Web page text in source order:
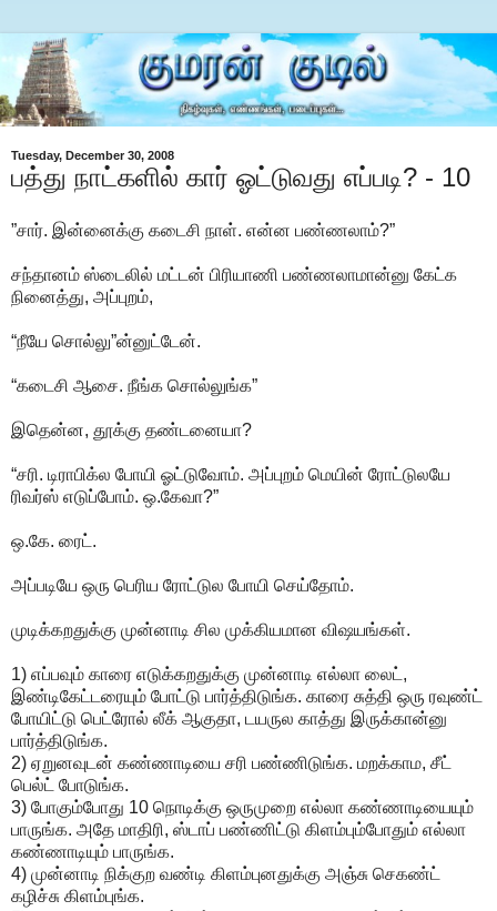
Tuesday, December 30, 2008
பத்து நாட்களில் கார் ஓட்டுவது எப்படி? - 10
”சார். இன்னைக்கு கடைசி நாள். என்ன பண்ணலாம்?”
சந்தானம் ஸ்டைலில் மட்டன் பிரியாணி பண்ணலாமான்னு கேட்க
நினைத்து, அப்புறம்,
“நீயே சொல்லு”ன்னுட்டேன்.
“கடைசி ஆசை. நீங்க சொல்லுங்க”
இதென்ன, தூக்கு தண்டனையா?
“சரி. டிராபிக்ல போயி ஓட்டுவோம். அப்புறம் மெயின் ரோட்டுலயே
ரிவர்ஸ் எடுப்போம். ஒ.கேவா?”
ஒ.கே. ரைட்.
அப்படியே ஒரு பெரிய ரோட்டுல போயி செய்தோம்.
முடிக்கறதுக்கு முன்னாடி சில முக்கியமான விஷயங்கள்.
1) எப்பவும் காரை எடுக்கறதுக்கு முன்னாடி எல்லா லைட்,
இண்டிகேட்டரையும் போட்டு பார்த்திடுங்க. காரை சுத்தி ஒரு ரவுண்ட்
போயிட்டு பெட்ரோல் லீக் ஆகுதா, டயருல காத்து இருக்கான்னு
பார்த்திடுங்க.
2) ஏறுனவுடன் கண்ணாடியை சரி பண்ணிடுங்க. மறக்காம, சீட்
பெல்ட் போடுங்க.
3) போகும்போது 10 நொடிக்கு ஒருமுறை எல்லா கண்ணாடியையும்
பாருங்க. அதே மாதிரி, ஸ்டாப் பண்ணிட்டு கிளம்பும்போதும் எல்லா
கண்ணாடியும் பாருங்க.
4) முன்னாடி நிக்குற வண்டி கிளம்புனதுக்கு அஞ்சு செகண்ட்
கழிச்சு கிளம்புங்க.